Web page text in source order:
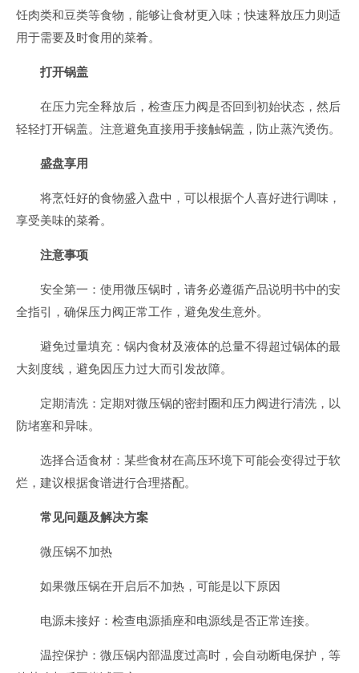
饪肉类和豆类等食物，能够让食材更入味；快速释放压力则适
用于需要及时食用的菜肴。
打开锅盖
在压力完全释放后，检查压力阀是否回到初始状态，然后
轻轻打开锅盖。注意避免直接用手接触锅盖，防止蒸汽烫伤。
盛盘享用
将烹饪好的食物盛入盘中，可以根据个人喜好进行调味，
享受美味的菜肴。
注意事项
安全第一：使用微压锅时，请务必遵循产品说明书中的安
全指引，确保压力阀正常工作，避免发生意外。
避免过量填充：锅内食材及液体的总量不得超过锅体的最
大刻度线，避免因压力过大而引发故障。
定期清洗：定期对微压锅的密封圈和压力阀进行清洗，以
防堵塞和异味。
选择合适食材：某些食材在高压环境下可能会变得过于软
烂，建议根据食谱进行合理搭配。
常见问题及解决方案
微压锅不加热
如果微压锅在开启后不加热，可能是以下原因
电源未接好：检查电源插座和电源线是否正常连接。
温控保护：微压锅内部温度过高时，会自动断电保护，等